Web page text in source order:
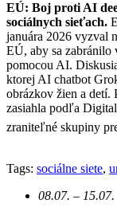
EÚ: Boj proti AI
sociálnych sieťach.
januára 2026 vyzval
EÚ, aby sa zabránilo
pomocou AI.
ktorej AI chatbot
obrázkov žien a detí.
zasiahla podľa
zraniteľné skupiny
Tags: sociálne siete,
08.07. – 15.07.